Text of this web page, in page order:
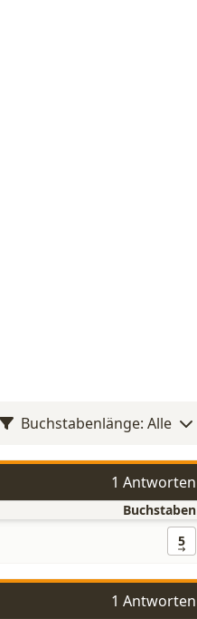
Buchstabenlänge: Alle
1 Antworten
Buchstaben
5
1 Antworten